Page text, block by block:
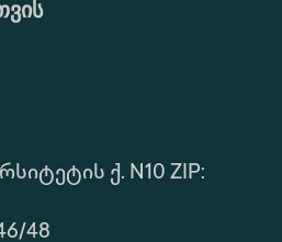
ქ. N10 ZIP:
48